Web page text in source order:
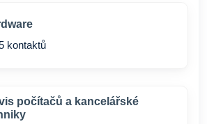
kontaktů
počítačů a kancelářské